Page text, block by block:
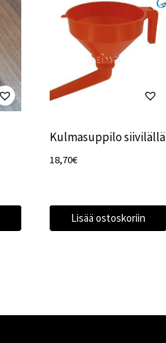
Kulmasuppilo siivilällä
18,70€
Lisää ostoskoriin